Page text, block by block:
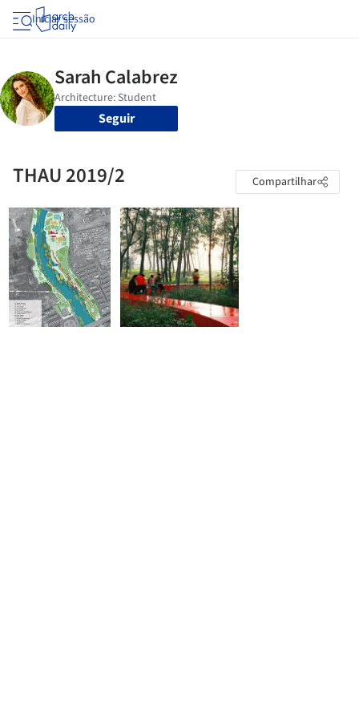
Iniciar sessão
Seguir
THAU 2019/2 Compartilhar